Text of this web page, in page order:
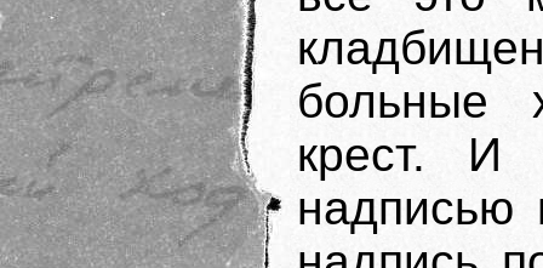
больные
крест. И
надписью